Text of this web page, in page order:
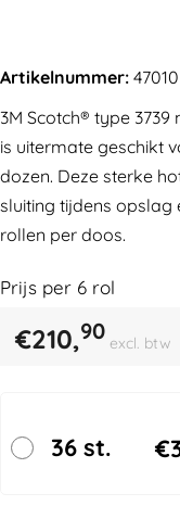
Artikelnummer: 47010
3M Scotch® type
is uitermate geschikt
dozen. Deze sterke
sluiting tijdens opslag
rollen per doos.
Prijs per 6 rol
€210,90 excl. btw
36 st. €